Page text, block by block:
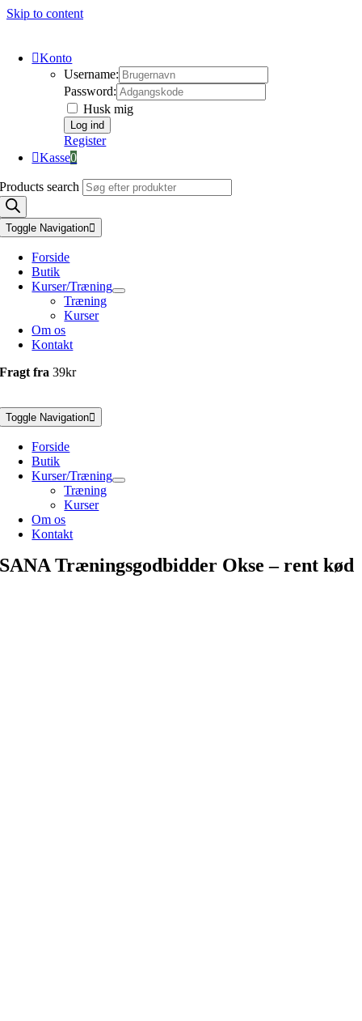
Skip to content
Konto
Username:
Password:
Husk mig
Register
Kasse0
Products search
Toggle Navigation
Forside
Butik
Kurser/Træning
Træning
Kurser
Om os
Kontakt
Fragt fra39kr
Toggle Navigation
Forside
Butik
Kurser/Træning
Træning
Kurser
Om os
Kontakt
SANA Træningsgodbidder Okse – rent kød